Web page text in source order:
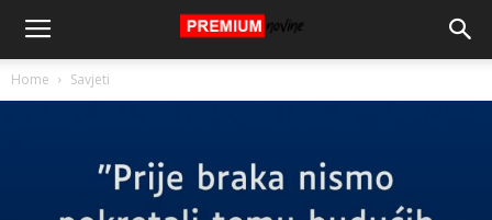
Home Savjeti